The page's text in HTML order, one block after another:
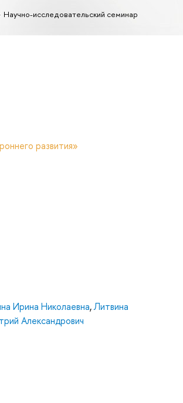
Научно-исследовательский семинар
развития»
Ирина Николаевна,Литвина
Александрович